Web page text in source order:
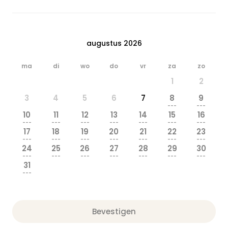
augustus 2026
ma di wo do vr za zo
1
2
3
4 5 6 7 8
---
9
---
10
---
11
---
12
---
13
---
14
---
15
---
16
---
17
---
18
---
19
---
20
---
21
---
22
---
23
---
24
---
25
---
26
---
27
---
28
---
29
---
30
---
31
---
Bevestigen